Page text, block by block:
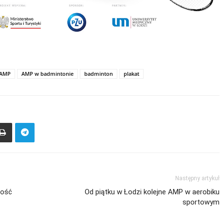
AMP w badmintonie badminton plakat
Następny artykuł
Od piątku w Łodzi kolejne AMP w aerobiku
sportowym